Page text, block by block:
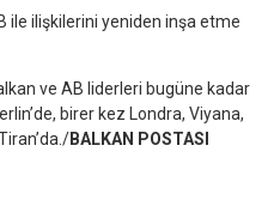
ile ilişkilerini yeniden inşa etme
ve AB liderleri bugüne kadar
birer kez Londra, Viyana,
BALKAN POSTASI